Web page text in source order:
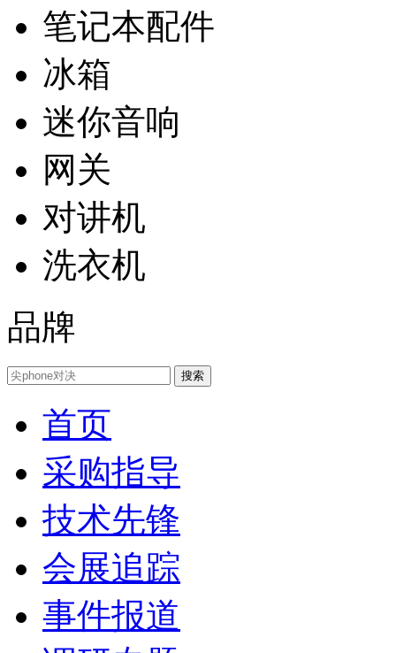
笔记本配件
冰箱
迷你音响
网关
对讲机
洗衣机
品牌
首页
采购指导
技术先锋
会展追踪
事件报道